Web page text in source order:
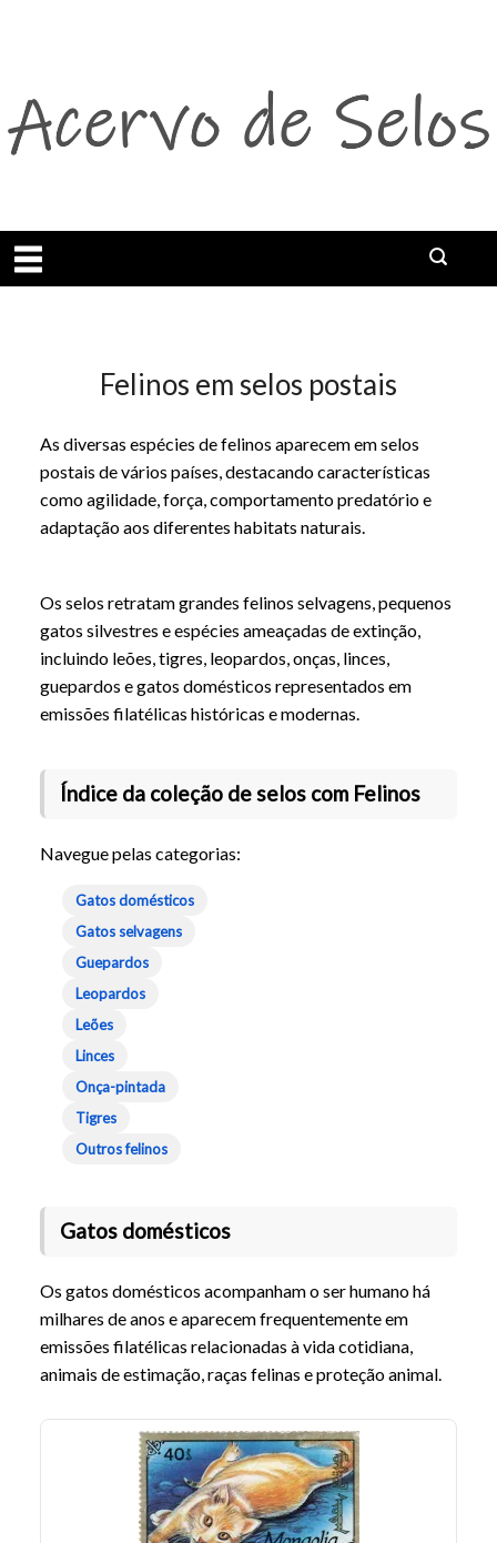
Abrir menu
Felinos em selos postais
🐱 Felinos em selos postais
As diversas espécies de felinos aparecem em selos
postais de vários países, destacando características
como agilidade, força, comportamento predatório e
adaptação aos diferentes habitats naturais.
Os selos retratam grandes felinos selvagens, pequenos
gatos silvestres e espécies ameaçadas de extinção,
incluindo leões, tigres, leopardos, onças, linces,
guepardos e gatos domésticos representados em
emissões filatélicas históricas e modernas.
Índice da coleção de selos com Felinos
Navegue pelas categorias:
Gatos domésticos
Gatos selvagens
Guepardos
Leopardos
Leões
Linces
Onça-pintada
Tigres
Outros felinos
Gatos domésticos
Os gatos domésticos acompanham o ser humano há
milhares de anos e aparecem frequentemente em
emissões filatélicas relacionadas à vida cotidiana,
animais de estimação, raças felinas e proteção animal.